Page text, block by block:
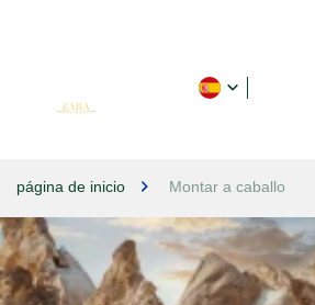
página de inicio Montar a caballo